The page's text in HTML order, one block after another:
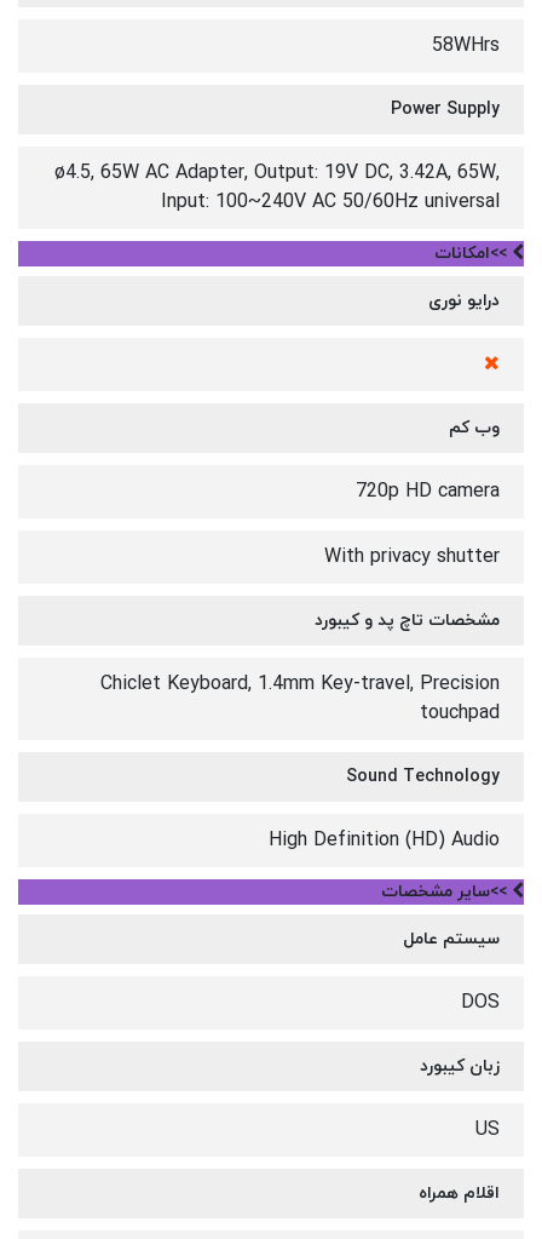
58WHrs
Power Supply
ø4.5, 65W AC Adapter, Output: 19V DC, 3.42A, 65W,
Input: 100~240V AC 50/60Hz universal
>>امکانات
درایو نوری
وب کم
720p HD camera
With privacy shutter
مشخصات تاچ پد و کیبورد
Chiclet Keyboard, 1.4mm Key-travel, Precision
touchpad
Sound Technology
High Definition (HD) Audio
>>سایر مشخصات
سیستم عامل
DOS
زبان کیبورد
US
اقلام همراه